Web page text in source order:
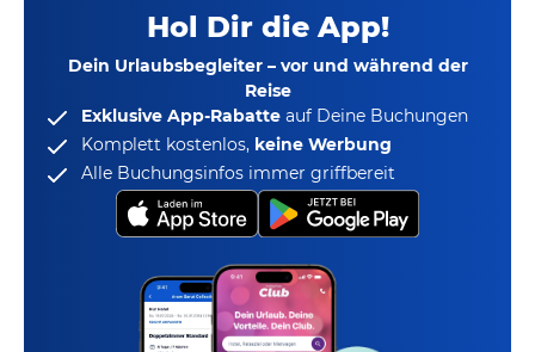
Hol Dir die App!
Dein Urlaubsbegleiter – vor und während der
Reise
Exklusive App-Rabatte auf Deine Buchungen
Komplett kostenlos, keine Werbung
Alle Buchungsinfos immer griffbereit